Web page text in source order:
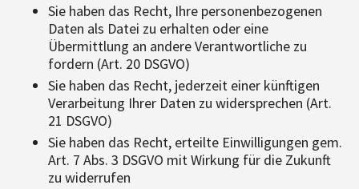
Sie haben das Recht, Ihre personenbezogenen
Daten als Datei zu erhalten oder eine
Übermittlung an andere Verantwortliche zu
fordern (Art. 20 DSGVO)
Sie haben das Recht, jederzeit einer künftigen
Verarbeitung Ihrer Daten zu widersprechen (Art.
21 DSGVO)
Sie haben das Recht, erteilte Einwilligungen gem.
Art. 7 Abs. 3 DSGVO mit Wirkung für die Zukunft
zu widerrufen